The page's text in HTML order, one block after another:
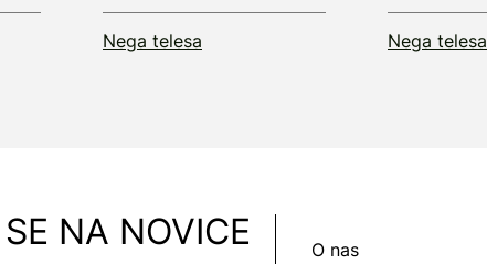
Nega telesa Nega telesa
NA NOVICE
O nas